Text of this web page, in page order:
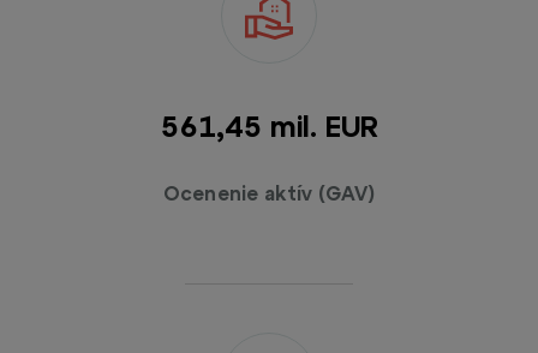
565,39 mil. EUR
Ocenenie aktív (GAV)